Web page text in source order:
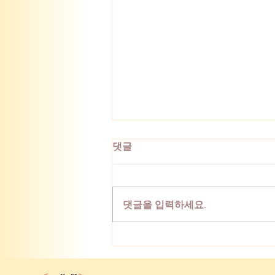
[연주] 2인 음악회 '아리아와
가곡'
댓글
댓글을 입력하세요.